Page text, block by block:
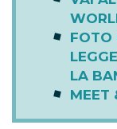
FOTO
LA
MEET